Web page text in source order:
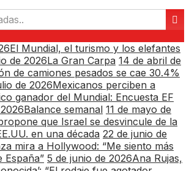
El Mundial, el turismo y los elefantes
de 2026La Gran Carpa 14 de abril de
de camiones pesados se cae 30.4%
de 2026Mexicanos perciben a
ganador del Mundial: Encuesta EF
Balance semanal 11 de mayo de
que Israel se desvincule de la
en una década 22 de junio de
mira a Hollywood: “Me siento más
España” 5 de junio de 2026Ana Rujas,